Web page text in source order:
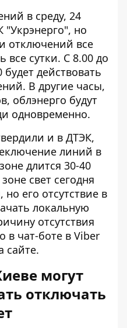
в среду, 24
но
отключений все
все сутки. С 8.00 до
действовать
В другие часы,
облэнерго будут
одновременно.
и в ДТЭК,
линий в
длится 30-40
свет сегодня
его отсутствие в
локальную
отсутствия
в чат-боте в Viber
сайте.
могут
отключать